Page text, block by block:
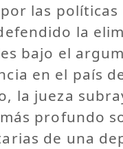
las políticas
la
bajo el
en el país
la jueza
profundo
de una